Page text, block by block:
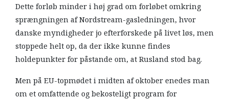
Dette forløb minder i høj grad om forløbet omkring
sprængningen af Nordstream-gasledningen, hvor
danske myndigheder jo efterforskede på livet løs, men
stoppede helt op, da der ikke kunne findes
holdepunkter for påstande om, at Rusland stod bag.
Men på EU-topmødet i midten af oktober enedes man
om et omfattende og bekosteligt program for